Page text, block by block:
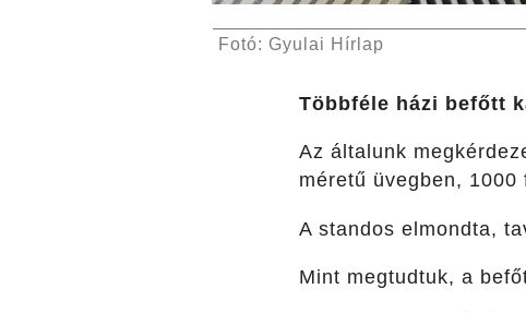
Fotó: Gyulai Hírlap
Többféle házi befőtt
Az általunk
méretű üvegben, 1000
A standos elmondta,
Mint megtudtuk, a